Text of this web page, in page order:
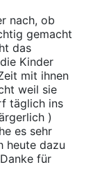
nach, ob
gemacht
das
Kinder
mit ihnen
weil sie
täglich ins
)
es sehr
heute dazu
für